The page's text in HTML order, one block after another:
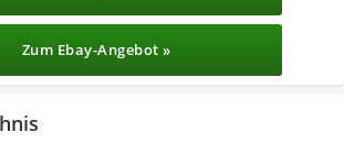
Zum Ebay-Angebot »